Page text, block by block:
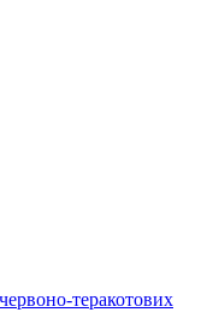
теракотових